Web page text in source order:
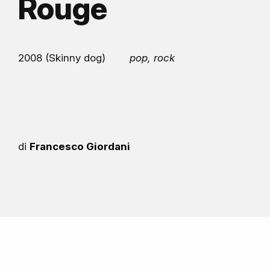
Rouge
2008 (Skinny dog) pop, rock
di Francesco Giordani